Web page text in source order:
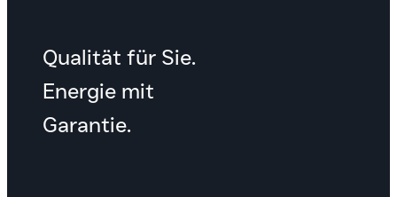
Qualität für Sie.
Energie mit
Garantie.